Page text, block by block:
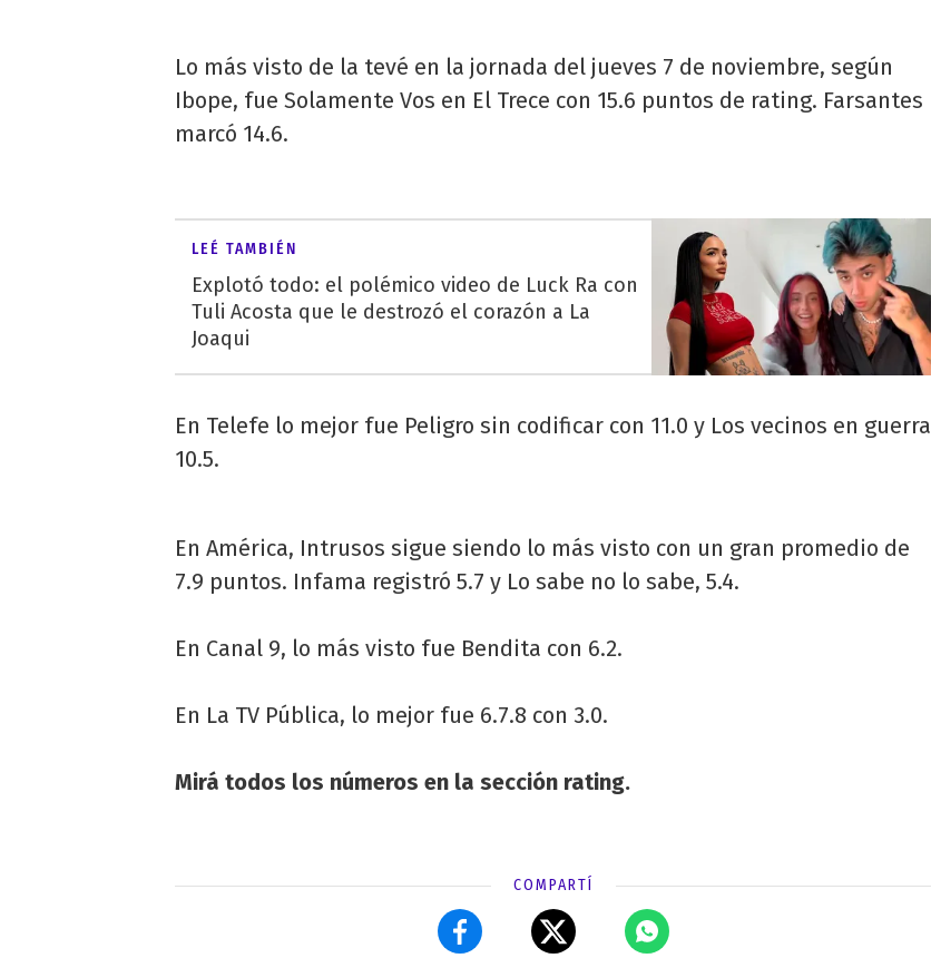
Lo más visto de la tevé en la jornada del jueves 7 de noviembre, según
Ibope, fue Solamente Vos en El Trece con 15.6 puntos de rating. Farsantes
marcó 14.6.
LEÉ TAMBIÉN
Explotó todo: el polémico video de Luck Ra con
Tuli Acosta que le destrozó el corazón a La
Joaqui
En Telefe lo mejor fue Peligro sin codificar con 11.0 y Los vecinos en guerra
10.5.
En América, Intrusos sigue siendo lo más visto con un gran promedio de
7.9 puntos. Infama registró 5.7 y Lo sabe no lo sabe, 5.4.
En Canal 9, lo más visto fue Bendita con 6.2.
En La TV Pública, lo mejor fue 6.7.8 con 3.0.
Mirá todos los números en la sección rating.
COMPARTÍ